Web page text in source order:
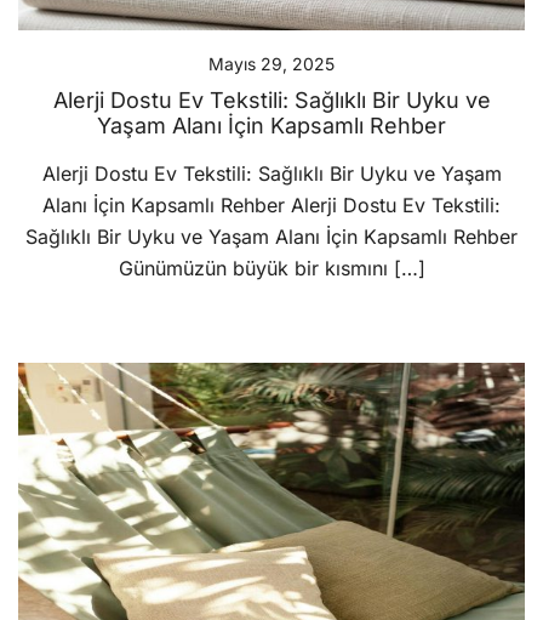
Mayıs 29, 2025
Alerji Dostu Ev Tekstili: Sağlıklı Bir Uyku ve
Yaşam Alanı İçin Kapsamlı Rehber
Alerji Dostu Ev Tekstili: Sağlıklı Bir Uyku ve Yaşam
Alanı İçin Kapsamlı Rehber Alerji Dostu Ev Tekstili:
Sağlıklı Bir Uyku ve Yaşam Alanı İçin Kapsamlı Rehber
Günümüzün büyük bir kısmını […]